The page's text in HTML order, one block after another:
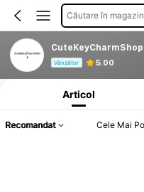
Căutare în magazin
CuteKeyCharmShop
Vânzător 5.00
Informații despre produs:
Articol
Recomandat Cele Mai